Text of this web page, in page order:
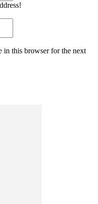
in this browser for the next